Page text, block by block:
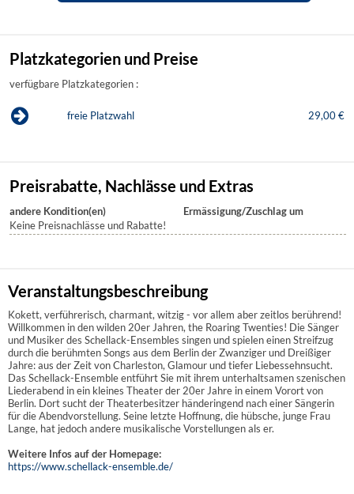
Platzkategorien und Preise
verfügbare Platzkategorien :
freie Platzwahl 29,00 €
Preisrabatte, Nachlässe und Extras
andere Kondition(en)
Ermässigung/Zuschlag um
Keine Preisnachlässe und Rabatte!
Veranstaltungsbeschreibung
Kokett, verführerisch, charmant, witzig - vor allem aber zeitlos berührend!
Willkommen in den wilden 20er Jahren, the Roaring Twenties! Die Sänger
und Musiker des Schellack-Ensembles singen und spielen einen Streifzug
durch die berühmten Songs aus dem Berlin der Zwanziger und Dreißiger
Jahre: aus der Zeit von Charleston, Glamour und tiefer Liebessehnsucht.
Das Schellack-Ensemble entführt Sie mit ihrem unterhaltsamen szenischen
Liederabend in ein kleines Theater der 20er Jahre in einem Vorort von
Berlin. Dort sucht der Theaterbesitzer händeringend nach einer Sängerin
für die Abendvorstellung. Seine letzte Hoffnung, die hübsche, junge Frau
Lange, hat jedoch andere musikalische Vorstellungen als er.
Weitere Infos auf der Homepage:
https://www.schellack-ensemble.de/